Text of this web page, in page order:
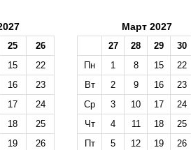
25
26
15
22
16
23
17
24
18
25
19
26
Март 2027
27 28 29 30
Пн
1 8 15 22
Вт
2 9 16 23
Ср
3 10 17 24
Чт
4 11 18
25
Пт
5 12 19
26